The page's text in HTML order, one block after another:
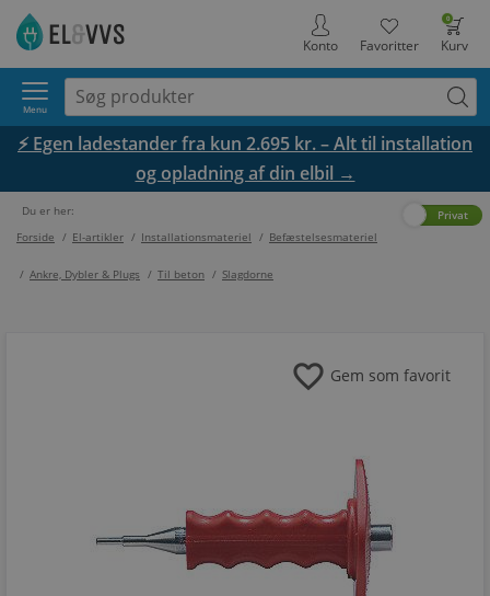
0
Kurv
Favoritter
Konto
Menu
⚡ Egen ladestander fra kun 2.695 kr. – Alt til installation
og opladning af din elbil →
Du er her:
Forside / El-artikler / Installationsmateriel / Befæstelsesmateriel
/ Ankre, Dybler & Plugs / Til beton / Slagdorne
Privat
favorite Gem som favorit